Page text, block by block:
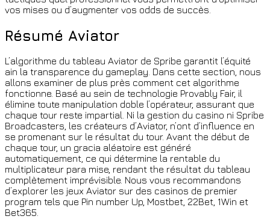
vos mises ou d’augmenter vos odds de succès.
Résumé Aviator
L’algorithme du tableau Aviator de Spribe garantit l’équité
ain la transparence du gameplay. Dans cette section, nous
allons examiner de plus près comment cet algorithme
fonctionne. Basé au sein de technologie Provably Fair, il
élimine toute manipulation doble l’opérateur, assurant que
chaque tour reste impartial. Ni la gestion du casino ni Spribe
Broadcasters, les créateurs d’Aviator, n’ont d’influence en
se promenant sur le résultat du tour. Avant the début de
chaque tour, un gracia aléatoire est généré
automatiquement, ce qui détermine la rentable du
multiplicateur para mise, rendant the résultat du tableau
complètement imprévisible. Nous vous recommandons
d’explorer les jeux Aviator sur des casinos de premier
program tels que Pin number Up, Mostbet, 22Bet, 1Win et
Bet365.